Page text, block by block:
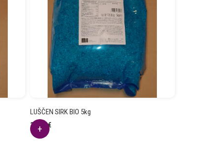
LUŠČEN SIRK BIO 5kg
31.62€